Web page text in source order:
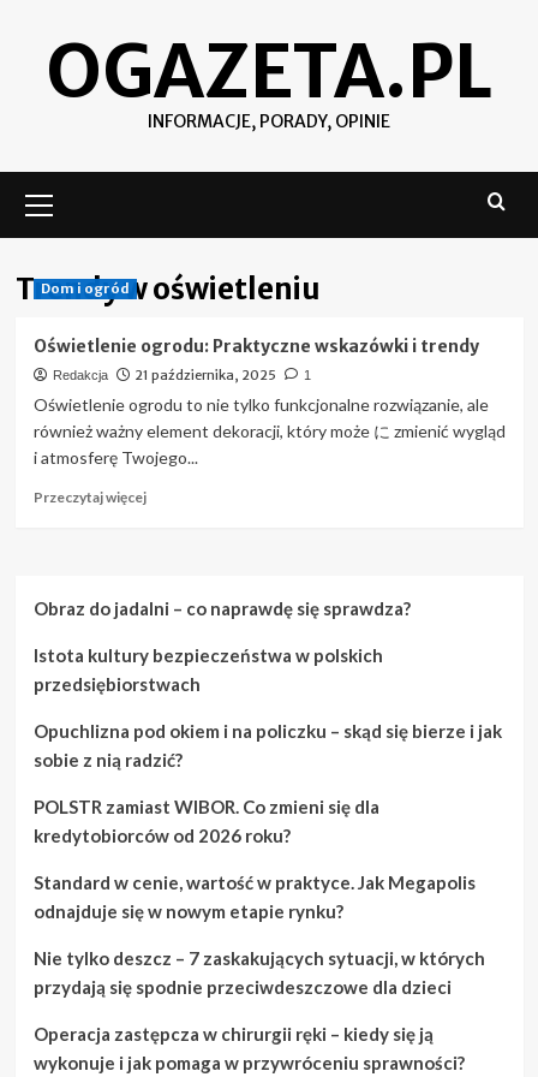
contentOGAZETA.PL
INFORMACJE, PORADY, OPINIE
podstawowe
Trendy w oświetleniu
Dom i ogród
Oświetlenie ogrodu: Praktyczne wskazówki i trendy
Redakcja 21 października, 2025 1
Oświetlenie ogrodu to nie tylko funkcjonalne rozwiązanie, ale
również ważny element dekoracji, który może に zmienić wygląd
i atmosferę Twojego...
Przeczytaj więcejPrzeczytaj
Praktyczne
i
trendy
Obraz do jadalni – co naprawdę się sprawdza?
Istota kultury bezpieczeństwa w polskich
przedsiębiorstwach
Opuchlizna pod okiem i na policzku – skąd się bierze i jak
sobie z nią radzić?
POLSTR zamiast WIBOR. Co zmieni się dla
kredytobiorców od 2026 roku?
Standard w cenie, wartość w praktyce. Jak Megapolis
odnajduje się w nowym etapie rynku?
Nie tylko deszcz – 7 zaskakujących sytuacji, w których
przydają się spodnie przeciwdeszczowe dla dzieci
Operacja zastępcza w chirurgii ręki – kiedy się ją
wykonuje i jak pomaga w przywróceniu sprawności?